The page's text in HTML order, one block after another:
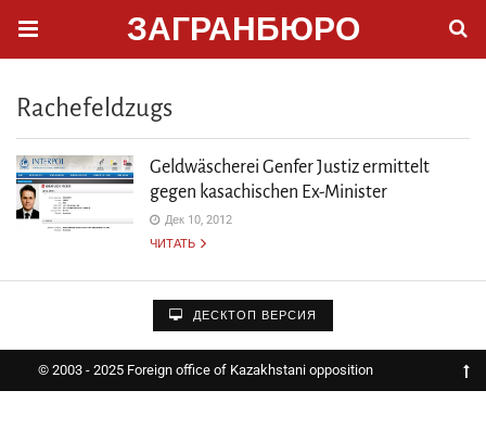
ЗАГРАНБЮРО
Rachefeldzugs
Geldwäscherei Genfer Justiz ermittelt
gegen kasachischen Ex-Minister
Дек 10, 2012
ЧИТАТЬ
ДЕСКТОП ВЕРСИЯ
© 2003 - 2025 Foreign office of Kazakhstani opposition